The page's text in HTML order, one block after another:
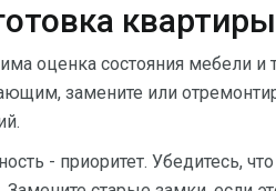
оценка состояния мебели и
замените или
- приоритет. Убедитесь,